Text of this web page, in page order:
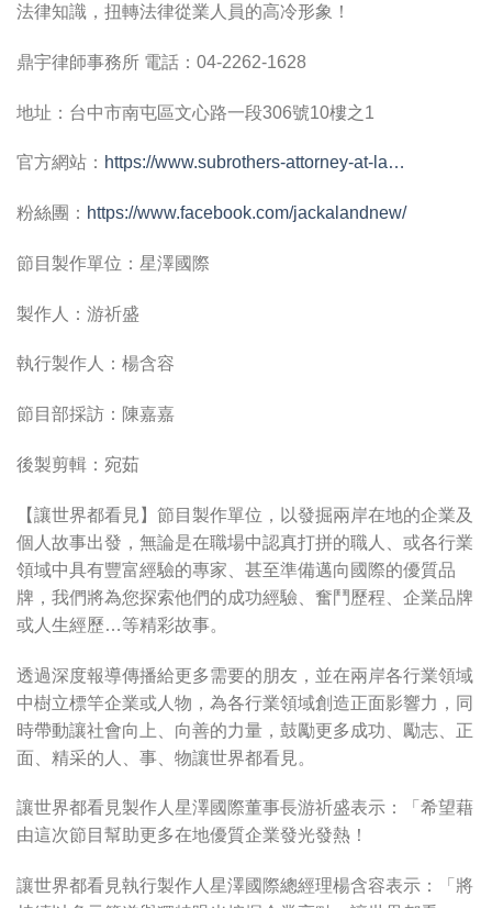
法律知識，扭轉法律從業人員的高冷形象！
鼎宇律師事務所 電話：04-2262-1628
地址：台中市南屯區文心路一段306號10樓之1
官方網站： https://www.subrothers-attorney-at-la…
粉絲團： https://www.facebook.com/jackalandnew/
節目製作單位：星澤國際
製作人：游祈盛
執行製作人：楊含容
節目部採訪：陳嘉嘉
後製剪輯：宛茹
【讓世界都看見】節目製作單位，以發掘兩岸在地的企業及
個人故事出發，無論是在職場中認真打拼的職人、或各行業
領域中具有豐富經驗的專家、甚至準備邁向國際的優質品
牌，我們將為您探索他們的成功經驗、奮鬥歷程、企業品牌
或人生經歷…等精彩故事。
透過深度報導傳播給更多需要的朋友，並在兩岸各行業領域
中樹立標竿企業或人物，為各行業領域創造正面影響力，同
時帶動讓社會向上、向善的力量，鼓勵更多成功、勵志、正
面、精采的人、事、物讓世界都看見。
讓世界都看見製作人星澤國際董事長游祈盛表示：「希望藉
由這次節目幫助更多在地優質企業發光發熱！
讓世界都看見執行製作人星澤國際總經理楊含容表示：「將